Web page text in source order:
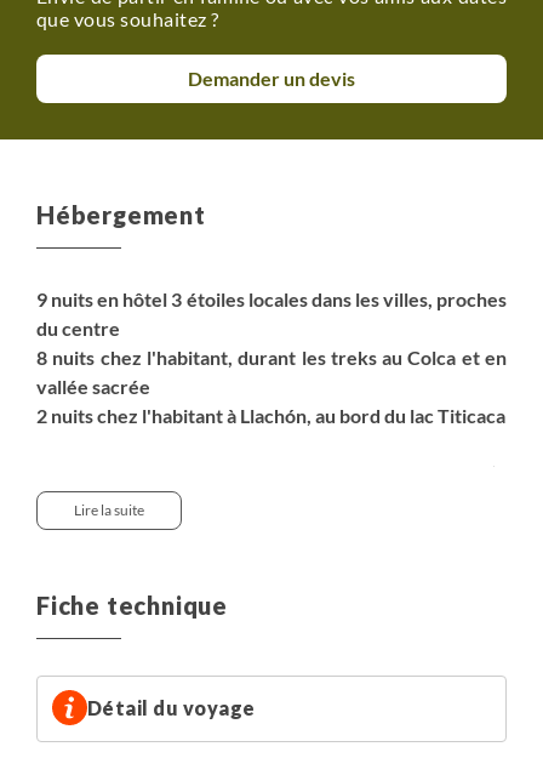
que vous souhaitez ?
Demander un devis
Hébergement
9 nuits en hôtel 3 étoiles locales dans les villes, proches
du centre
8 nuits chez l'habitant, durant les treks au Colca et en
vallée sacrée
2 nuits chez l'habitant à Llachón, au bord du lac Titicaca
Les réservations se font sur la base de chambre twin (2
lits individuels) ou double (un grand lit). Toute demande
de chambre triple dépendra des disponibilités au
twin/double + une chambre individuelle/twin partagée.
doubles.
Le supplément "chambre individuelle" vous permet de
Lire la suite
Fiche technique
Détail du voyage